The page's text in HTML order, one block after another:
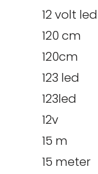
12 volt
120 cm
120cm
123 led
123led
12v
15 m
15 meter